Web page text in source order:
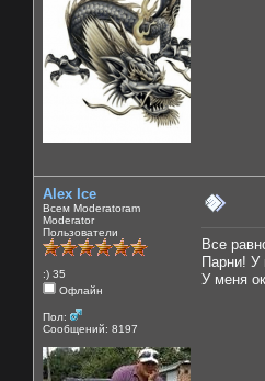
Alex Ice
Всем Moderatoram
Moderator
Пользователи
:) 35
Офлайн
Пол:
Сообщений: 8197
Все
Парни! У
У меня